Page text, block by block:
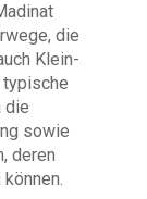
die
Klein-
typische
die
sowie
deren